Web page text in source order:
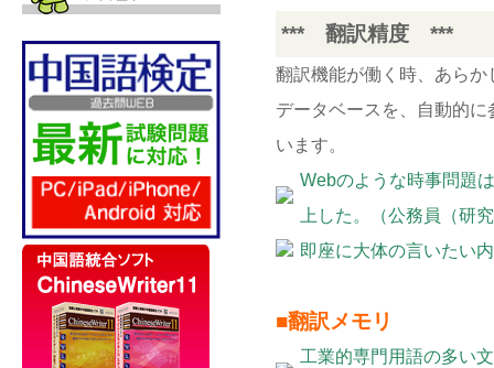
*** 翻訳精度 ***
翻訳機能が働く時、あら
データベースを、自動的
います。
Webのような時事問題
上した。（公務員（研
即座に大体の言いたい
■翻訳メモリ
工業的専門用語の多い